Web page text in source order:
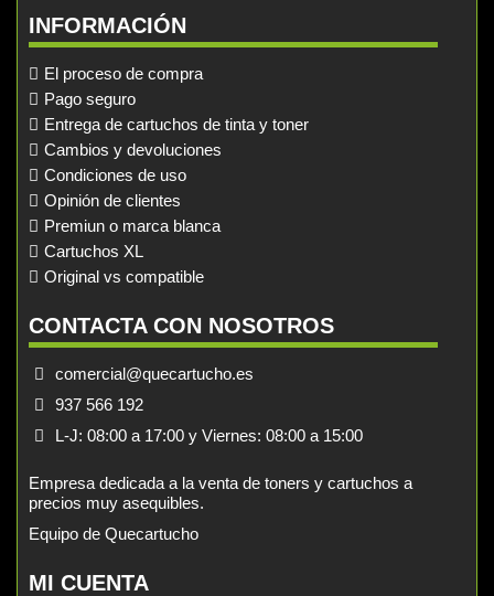
INFORMACIÓN
El proceso de compra
Pago seguro
Entrega de cartuchos de tinta y toner
Cambios y devoluciones
Condiciones de uso
Opinión de clientes
Premiun o marca blanca
Cartuchos XL
Original vs compatible
CONTACTA CON NOSOTROS
comercial@quecartucho.es
937 566 192
L-J: 08:00 a 17:00 y Viernes: 08:00 a 15:00
Empresa dedicada a la venta de toners y cartuchos a
precios muy asequibles.
Equipo de Quecartucho
MI CUENTA